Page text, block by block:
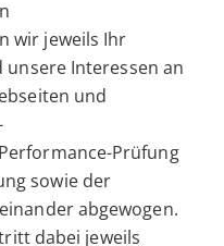
wir jeweils Ihr
Interessen an
und
Prüfung
sowie der
abgewogen.
dabei jeweils